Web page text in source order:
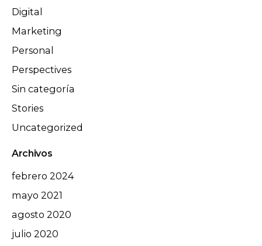
Digital
Marketing
Personal
Perspectives
Sin categoría
Stories
Uncategorized
Archivos
febrero 2024
mayo 2021
agosto 2020
julio 2020